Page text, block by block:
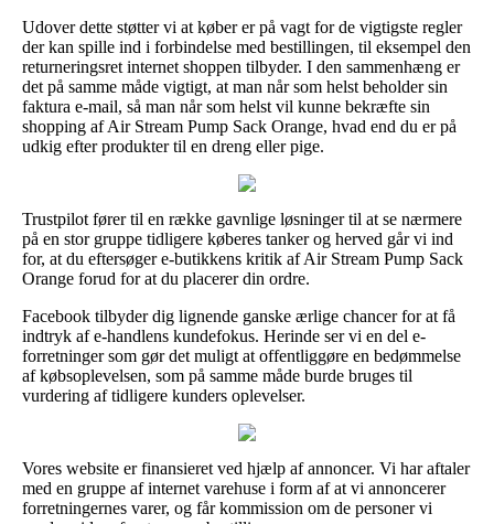
Udover dette støtter vi at køber er på vagt for de vigtigste regler
der kan spille ind i forbindelse med bestillingen, til eksempel den
returneringsret internet shoppen tilbyder. I den sammenhæng er
det på samme måde vigtigt, at man når som helst beholder sin
faktura e-mail, så man når som helst vil kunne bekræfte sin
shopping af Air Stream Pump Sack Orange, hvad end du er på
udkig efter produkter til en dreng eller pige.
Trustpilot fører til en række gavnlige løsninger til at se nærmere
på en stor gruppe tidligere køberes tanker og herved går vi ind
for, at du eftersøger e-butikkens kritik af Air Stream Pump Sack
Orange forud for at du placerer din ordre.
Facebook tilbyder dig lignende ganske ærlige chancer for at få
indtryk af e-handlens kundefokus. Herinde ser vi en del e-
forretninger som gør det muligt at offentliggøre en bedømmelse
af købsoplevelsen, som på samme måde burde bruges til
vurdering af tidligere kunders oplevelser.
Vores website er finansieret ved hjælp af annoncer. Vi har aftaler
med en gruppe af internet varehuse i form af at vi annoncerer
forretningernes varer, og får kommission om de personer vi